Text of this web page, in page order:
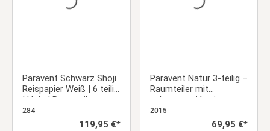
Paravent Schwarz Shoji
Reispapier Weiß | 6 teilig
| Holz | Raumteiler
Trennwand Sichtschutz
284
Regulärer Preis:
119,95 €*
Paravent Natur 3-teilig –
Raumteiler mit
schwarzen Verzierungen
2015
Regulärer Preis:
69,95 €*